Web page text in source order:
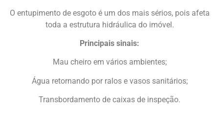
O entupimento de esgoto é um dos mais sérios, pois afeta
toda a estrutura hidráulica do imóvel.
Principais sinais:
Mau cheiro em vários ambientes;
Água retornando por ralos e vasos sanitários;
Transbordamento de caixas de inspeção.